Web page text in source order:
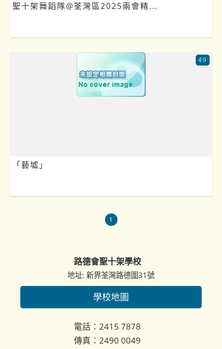
聖十架舞蹈隊@荃灣區2025兩會精...
「藝墟」
49
1
路德會聖十架學校
地址: 新界荃灣路德圍31號
學校地圖
電話：2415 7878
傳真：2490 0049